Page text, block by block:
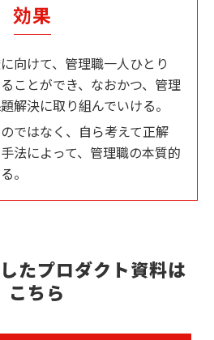
効果
向けて、管理職一人ひとり
ことができ、なおかつ、管理
解決に取り組んでいける。
ではなく、自ら考えて正解
法によって、管理職の本質的
。
たプロダクト資料は
こちら